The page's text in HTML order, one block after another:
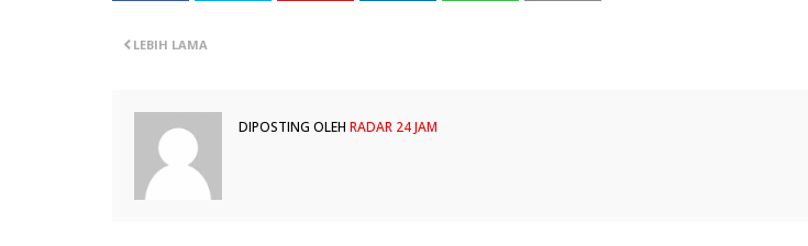
LEBIH LAMA
DIPOSTING OLEH RADAR 24 JAM